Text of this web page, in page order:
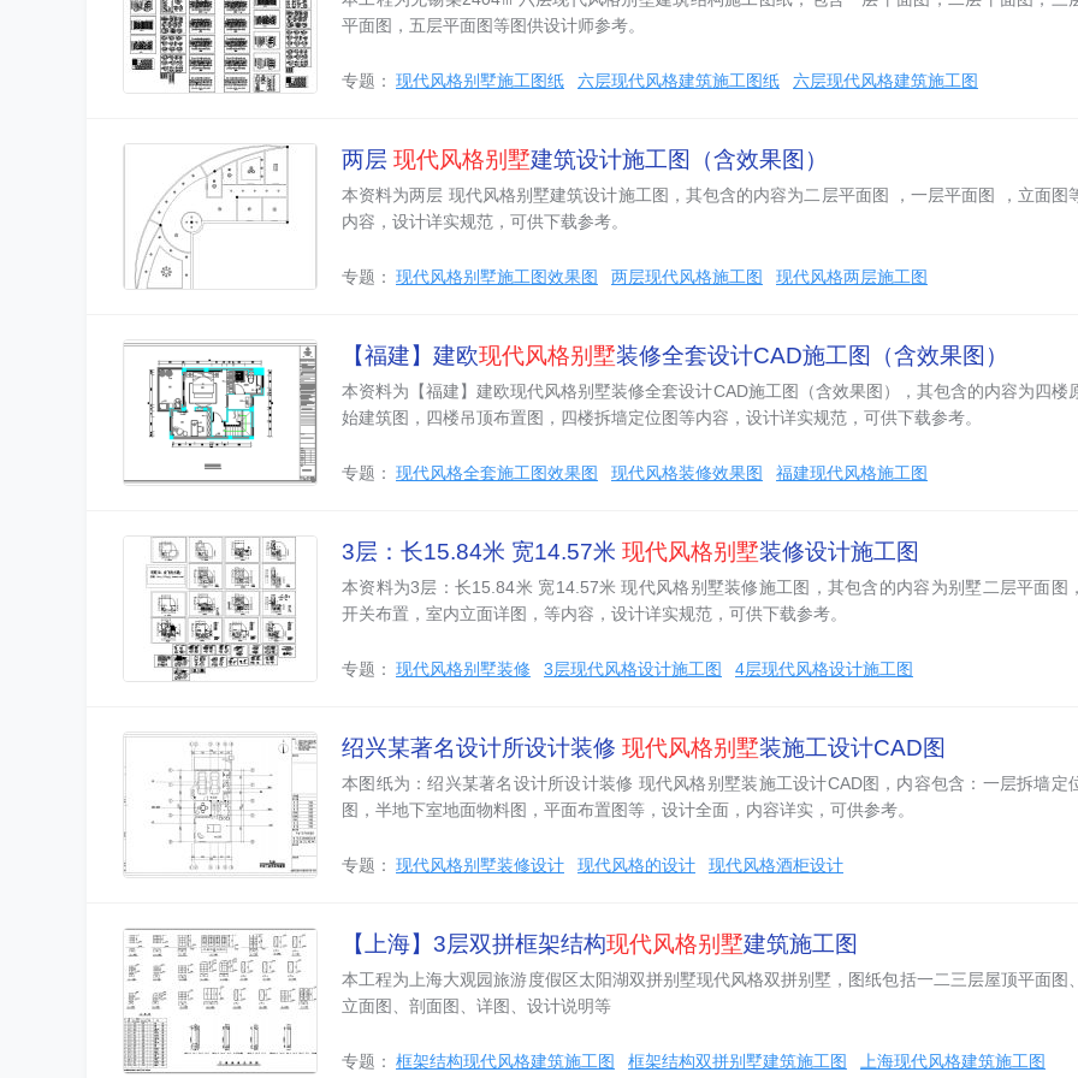
平面图，五层平面图等图供设计师参考。
专题： 现代风格别墅施工图纸 六层现代风格建筑施工图纸 六层现代风格建筑施工图
两层 现代风格别墅建筑设计施工图（含效果图）
本资料为两层 现代风格别墅建筑设计施工图，其包含的内容为二层平面图 ，一层平面图 ，立面图
内容，设计详实规范，可供下载参考。
专题： 现代风格别墅施工图效果图 两层现代风格施工图 现代风格两层施工图
【福建】建欧现代风格别墅装修全套设计CAD施工图（含效果图）
本资料为【福建】建欧现代风格别墅装修全套设计CAD施工图（含效果图），其包含的内容为四楼
始建筑图，四楼吊顶布置图，四楼拆墙定位图等内容，设计详实规范，可供下载参考。
专题： 现代风格全套施工图效果图 现代风格装修效果图 福建现代风格施工图
3层：长15.84米 宽14.57米 现代风格别墅装修设计施工图
本资料为3层：长15.84米 宽14.57米 现代风格别墅装修施工图，其包含的内容为别墅二层平面图
开关布置，室内立面详图，等内容，设计详实规范，可供下载参考。
专题： 现代风格别墅装修 3层现代风格设计施工图 4层现代风格设计施工图
绍兴某著名设计所设计装修 现代风格别墅装施工设计CAD图
本图纸为：绍兴某著名设计所设计装修 现代风格别墅装施工设计CAD图，内容包含：一层拆墙定
图，半地下室地面物料图，平面布置图等，设计全面，内容详实，可供参考。
专题： 现代风格别墅装修设计 现代风格的设计 现代风格酒柜设计
【上海】3层双拼框架结构现代风格别墅建筑施工图
本工程为上海大观园旅游度假区太阳湖双拼别墅现代风格双拼别墅，图纸包括一二三层屋顶平面图
立面图、剖面图、详图、设计说明等
专题： 框架结构现代风格建筑施工图 框架结构双拼别墅建筑施工图 上海现代风格建筑施工图